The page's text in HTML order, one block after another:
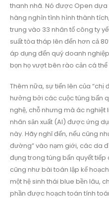
thanh nhã. Nó được Open
hàng nghìn tình hình thành
trung vào 33 nhân tố công ty
suất tòa tháp lên đến hơn cả
áp dụng đến quý doanh
bọn họ vượt bên rào cản cá
Thêm nữa, sự tiến lên của “chị
hưởng bởi các cuộc túng bấn
nghệ, chỗ nhưng mà ác
nhân sản xuất (AI) được ứng
này. Hãy nghĩ đến, nếu cũng
đường” vào nạm giới, các da
đụng trong túng bấn quyết tiếp
cũng như bài toán lập kế
một hệ sinh thái blue bền lâu,
phần được hoạch toán tính